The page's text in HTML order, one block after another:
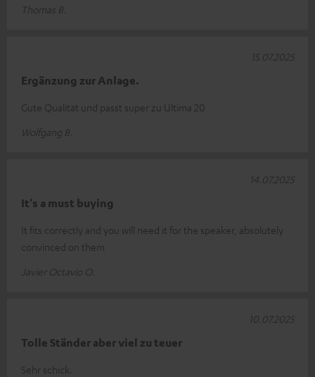
Thomas B.
Ergänzung zur Anlage.
Gute Qualität und passt super zu Ultima 20
Wolfgang B.
15.07.2025
It's a must buying
It fits correctly and you will need it for the speaker, absolutely
convinced on them
Javier Octavio O.
14.07.2025
Tolle Ständer aber viel zu teuer
Sehr schick.
10.07.2025